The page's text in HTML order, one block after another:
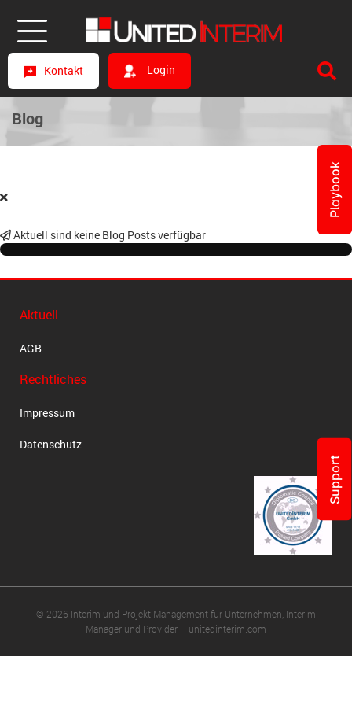
Kontakt Login
Blog
Aktuell sind keine Blog Posts verfügbar
Aktuell
AGB
Rechtliches
Impressum
Datenschutz
© 2026 Interim und Projekt-Management für Unternehmen, Interim
Manager und Provider – unitedinterim.com
Playbook
Support